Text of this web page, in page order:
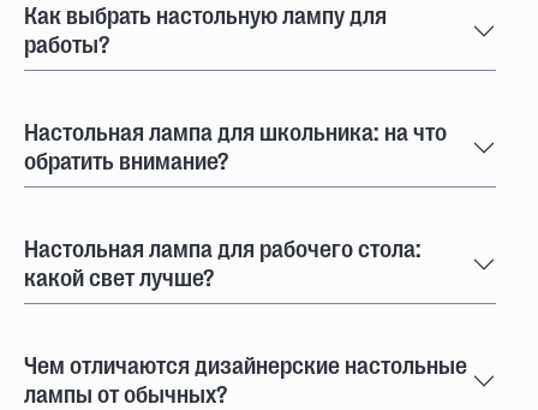
Как выбрать настольную лампу для
работы?
Настольная лампа для школьника: на что
обратить внимание?
Настольная лампа для рабочего стола:
какой свет лучше?
Чем отличаются дизайнерские настольные
лампы от обычных?